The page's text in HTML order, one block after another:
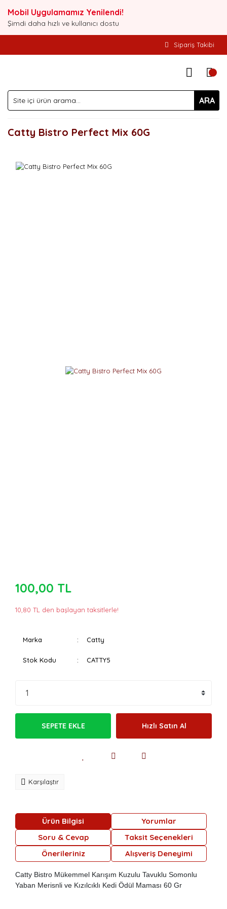
Mobil Uygulamamız Yenilendi!
Şimdi daha hızlı ve kullanıcı dostu
Sipariş Takibi
ARA
Catty Bistro Perfect Mix 60G
100,00 TL
10,80 TL den başlayan taksitlerle!
Marka Catty
Stok Kodu CATTY5
SEPETE EKLE Hızlı Satın Al
Karşılaştır
Ürün Bilgisi
Yorumlar
Soru & Cevap
Taksit Seçenekleri
Önerileriniz
Alışveriş Deneyimi
Catty Bistro Mükemmel Karışım Kuzulu Tavuklu Somonlu
Yaban Merisnli ve Kızılcıklı Kedi Ödül Maması 60 Gr